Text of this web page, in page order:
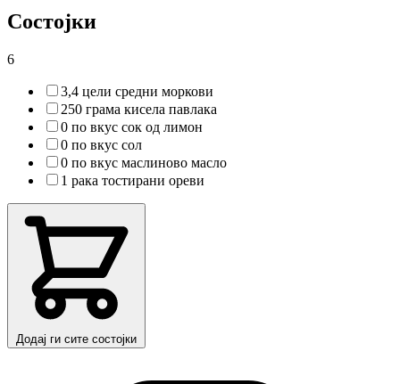
Состојки
6
3,4 цели средни моркови
250 грама кисела павлака
0 по вкус сок од лимон
0 по вкус сол
0 по вкус маслиново масло
1 рака тостирани ореви
Додај ги сите состојки